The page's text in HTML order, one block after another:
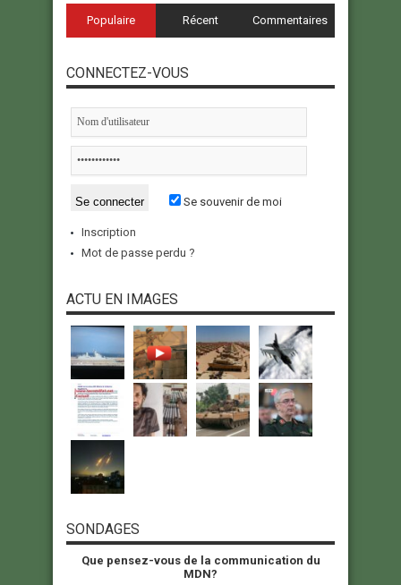
Populaire Récent Commentaires
CONNECTEZ-VOUS
Se souvenir de moi
Inscription
Mot de passe perdu ?
ACTU EN IMAGES
SONDAGES
Que pensez-vous de la communication du
MDN?